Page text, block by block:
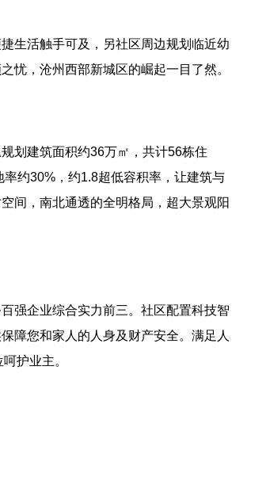
生活触手可及，另社区周边规划临近幼
忧，沧州西部新城区的崛起一目了然。
划建筑面积约36万㎡，共计56栋住
约30%，约1.8超低容积率，让建筑与
间，南北通透的全明格局，超大景观阳
强企业综合实力前三。社区配置科技智
障您和家人的人身及财产安全。满足人
护业主。